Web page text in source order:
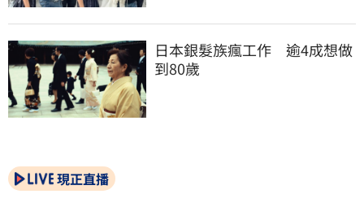
日本銀髮族瘋工作　逾4成想做
到80歲
現正直播